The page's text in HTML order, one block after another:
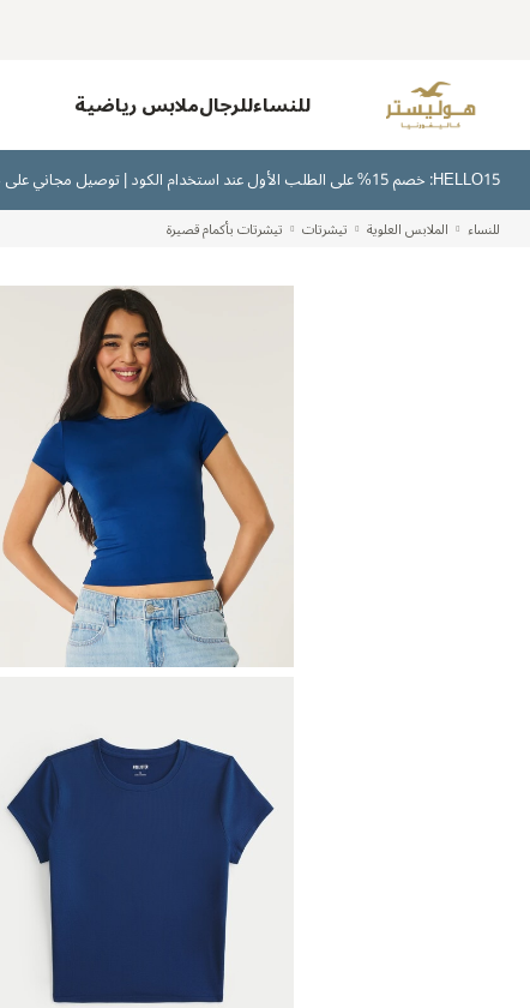
للنساءللرجالملابس رياضية
HELLO15: خصم 15% على الطلب الأول عند استخدام الكود | توصيل مجاني على جميع الطلبات بقيمة 300 ريال سعودي أو أكثر | اشترِ الآن وادفع لاحقًا عبر تابي وتمارا
للنساء الملابس العلوية تيشرتات تيشرتات بأكمام قصيرة